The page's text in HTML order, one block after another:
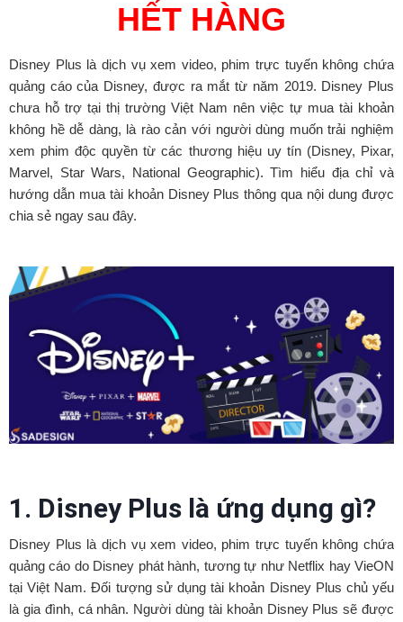
HẾT HÀNG
Disney Plus là dịch vụ xem video, phim trực tuyến không chứa
quảng cáo của Disney, được ra mắt từ năm 2019. Disney Plus
chưa hỗ trợ tại thị trường Việt Nam nên việc tự mua tài khoản
không hề dễ dàng, là rào cản với người dùng muốn trải nghiệm
xem phim độc quyền từ các thương hiệu uy tín (Disney, Pixar,
Marvel, Star Wars, National Geographic). Tìm hiểu địa chỉ và
hướng dẫn mua tài khoản Disney Plus thông qua nội dung được
chia sẻ ngay sau đây.
1. Disney Plus là ứng dụng gì?
Disney Plus là dịch vụ xem video, phim trực tuyến không chứa
quảng cáo do Disney phát hành, tương tự như Netflix hay VieON
tại Việt Nam. Đối tượng sử dụng tài khoản Disney Plus chủ yếu
là gia đình, cá nhân. Người dùng tài khoản Disney Plus sẽ được